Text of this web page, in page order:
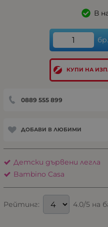
В
бр.
КУПИ НА
0889 555 899
ДОБАВИ В ЛЮБИМИ
Детски дървени легла
Bambino Casa
Рейтинг: 4.0/5 на